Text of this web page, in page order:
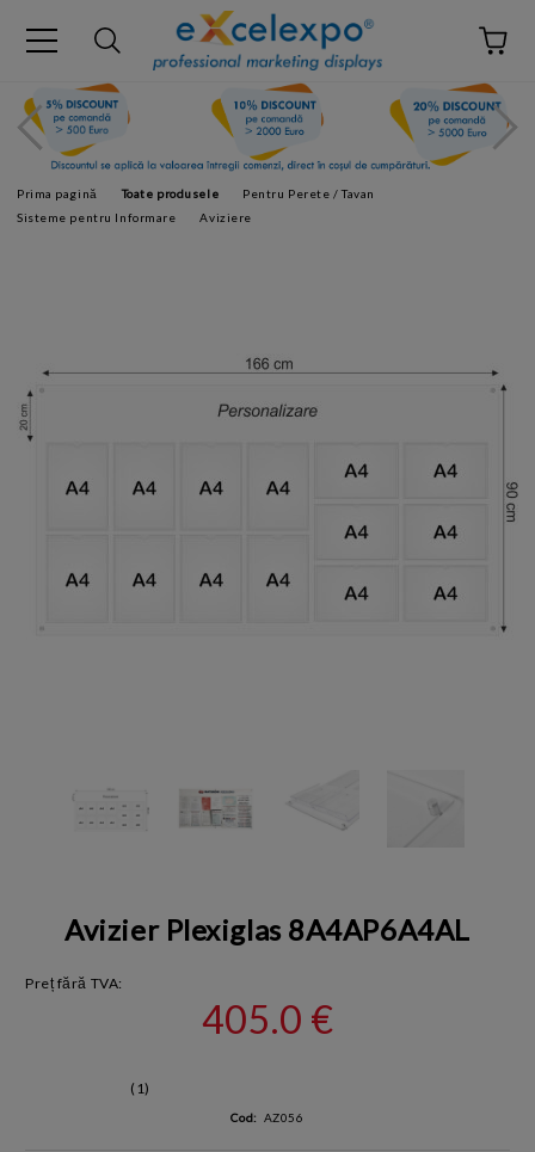
Prima pagină Toate produsele
Pentru Perete / Tavan
Sisteme pentru Informare
Aviziere
Avizier Plexiglas 8A4AP6A4AL
Preț fără TVA:
405.0 €
(1)
Cod: AZ056